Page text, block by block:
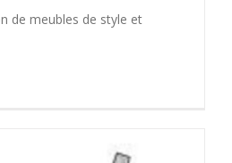
de meubles de style et